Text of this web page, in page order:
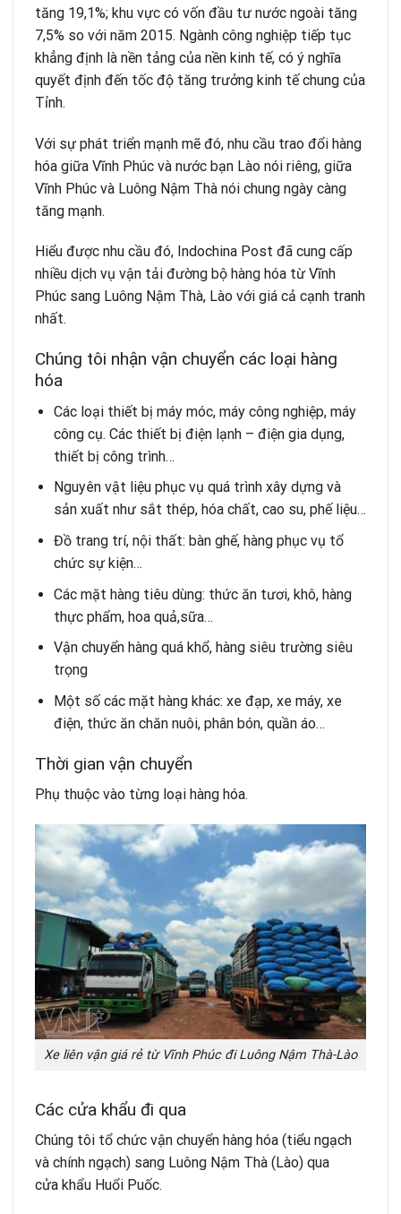
tăng 19,1%; khu vực có vốn đầu tư nước ngoài tăng
7,5% so với năm 2015. Ngành công nghiệp tiếp tục
khẳng định là nền tảng của nền kinh tế, có ý nghĩa
quyết định đến tốc độ tăng trưởng kinh tế chung của
Tỉnh.
Với sự phát triển mạnh mẽ đó, nhu cầu trao đổi hàng
hóa giữa Vĩnh Phúc và nước bạn Lào nói riêng, giữa
Vĩnh Phúc và Luông Nậm Thà nói chung ngày càng
tăng mạnh.
Hiểu được nhu cầu đó, Indochina Post đã cung cấp
nhiều dịch vụ vận tải đường bộ hàng hóa từ Vĩnh
Phúc sang Luông Nậm Thà, Lào với giá cả cạnh tranh
nhất.
Chúng tôi nhận vận chuyển các loại hàng
hóa
Các loại thiết bị máy móc, máy công nghiệp, máy
công cụ. Các thiết bị điện lạnh – điện gia dụng,
thiết bị công trình…
Nguyên vật liệu phục vụ quá trình xây dựng và
sản xuất như sắt thép, hóa chất, cao su, phế liệu…
Đồ trang trí, nội thất: bàn ghế, hàng phục vụ tổ
chức sự kiện…
Các mặt hàng tiêu dùng: thức ăn tươi, khô, hàng
thực phẩm, hoa quả,sữa…
Vận chuyển hàng quá khổ, hàng siêu trường siêu
trọng
Một số các mặt hàng khác: xe đạp, xe máy, xe
điện, thức ăn chăn nuôi, phân bón, quần áo…
Thời gian vận chuyển
Phụ thuộc vào từng loại hàng hóa.
Xe liên vận giá rẻ từ Vĩnh Phúc đi Luông Nậm Thà-Lào
Các cửa khẩu đi qua
Chúng tôi tổ chức vận chuyển hàng hóa (tiểu ngạch
và chính ngạch) sang Luông Nậm Thà (Lào) qua
cửa khẩu Huổi Puốc.